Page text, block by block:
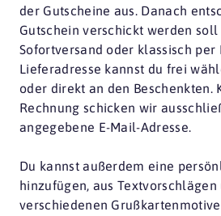
der Gutscheine aus. Danach
Gutschein verschickt werden
Sofortversand oder klassisch per
Lieferadresse kannst du frei
oder direkt an den Beschenkten.
Rechnung schicken wir
angegebene E-Mail-Adresse.
Du kannst außerdem eine
hinzufügen, aus Textvorschlägen
verschiedenen